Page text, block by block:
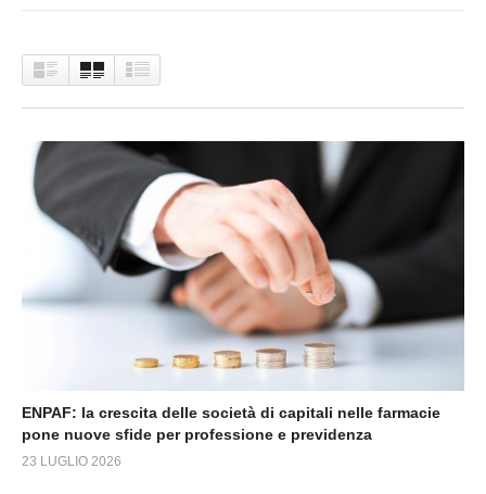
ENPAF: la crescita delle società di capitali nelle farmacie
pone nuove sfide per professione e previdenza
23 LUGLIO 2026